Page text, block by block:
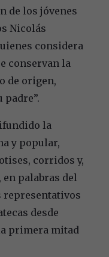
de los jóvenes
Nicolás
considera
conservan la
de origen,
padre”.
la
y popular,
corridos y,
en palabras del
representativos
desde
primera mitad